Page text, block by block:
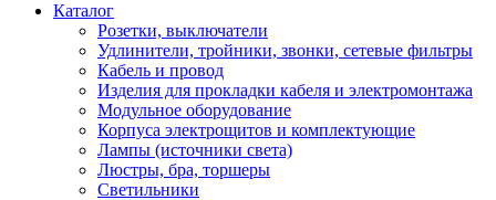
Каталог
Розетки, выключатели
Удлинители, тройники, звонки, сетевые фильтры
Кабель и провод
Изделия для прокладки кабеля и электромонтажа
Модульное оборудование
Корпуса электрощитов и комплектующие
Лампы (источники света)
Люстры, бра, торшеры
Светильники